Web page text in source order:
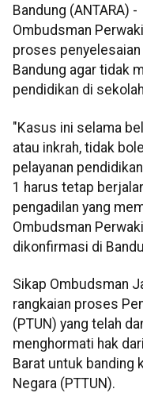
Bandung (ANTARA) -
Ombudsman
proses penyelesaian
Bandung agar tidak
pendidikan di
"Kasus ini selama
atau inkrah, tidak
pelayanan
1 harus tetap
pengadilan yang
Ombudsman
dikonfirmasi di
Sikap Ombudsman
rangkaian proses
(PTUN) yang telah
menghormati hak
Barat untuk banding
Negara (PTTUN).